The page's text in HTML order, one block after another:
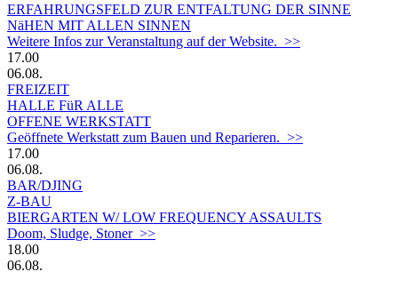
ERFAHRUNGSFELD ZUR ENTFALTUNG DER SINNE
NäHEN MIT ALLEN SINNEN
Weitere Infos zur Veranstaltung auf der Website. >>
17.00
06.08.
FREIZEIT
HALLE FüR ALLE
OFFENE WERKSTATT
Geöffnete Werkstatt zum Bauen und Reparieren. >>
17.00
06.08.
BAR/DJING
Z-BAU
BIERGARTEN W/ LOW FREQUENCY ASSAULTS
Doom, Sludge, Stoner >>
18.00
06.08.